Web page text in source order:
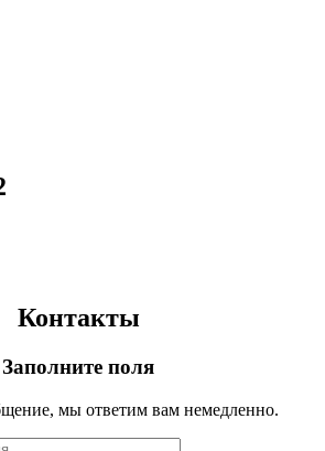
Контакты
Заполните поля
мы ответим вам немедленно.